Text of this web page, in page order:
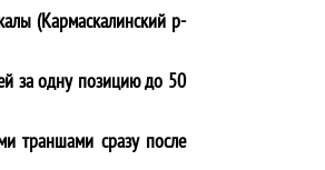
(Кармаскалинский р-
за одну позицию до 50
траншами сразу после